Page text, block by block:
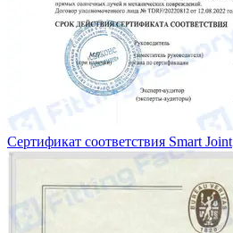
Сертификат соответствия Smart Joint